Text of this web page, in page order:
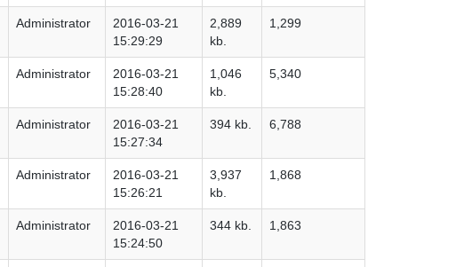
Administrator
2016-03-21
15:29:29
2,889
kb.
1,299
Administrator
2016-03-21
15:28:40
1,046
kb.
5,340
Administrator
2016-03-21
15:27:34
394 kb. 6,788
Administrator
2016-03-21
15:26:21
3,937
kb.
1,868
Administrator
2016-03-21
15:24:50
344 kb. 1,863